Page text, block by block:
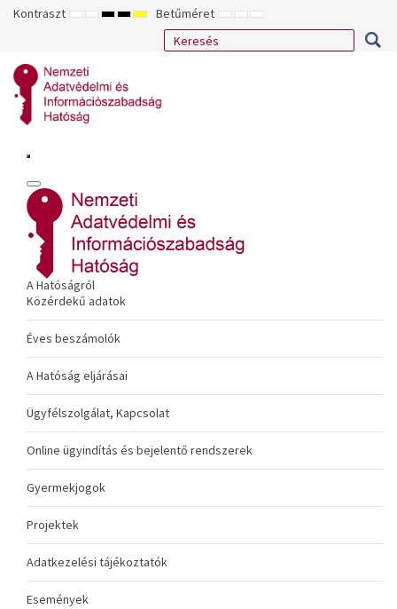
Kontraszt ALAPÉRTELMEZETT
ÉJSZAKAI
NAGY
KONTRASZTÚ
NAGY
KONTRASZTÚ
NAGY
KONTRASZTÚ
SÁRGA
FEKETE
Betűméret KISEBB
BETŰTÍPUS
ALAPÉRTELMEZETT
BETŰMÉRET
NAGYOBB
BETŰMÉRET
A Hatóságról
Közérdekű adatok
Éves beszámolók
A Hatóság eljárásai
Ügyfélszolgálat, Kapcsolat
Online ügyindítás és bejelentő rendszerek
Gyermekjogok
Projektek
Adatkezelési tájékoztatók
Események